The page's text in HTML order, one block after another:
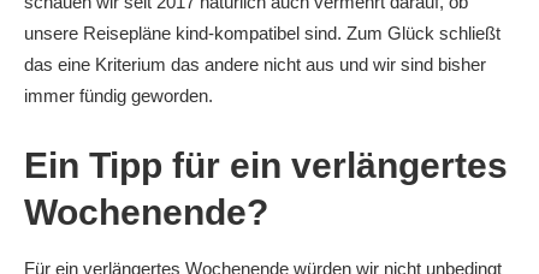
unsere Reisepläne kind-kompatibel sind. Zum Glück schließt
das eine Kriterium das andere nicht aus und wir sind bisher
immer fündig geworden.
Ein Tipp für ein verlängertes
Wochenende?
Für ein verlängertes Wochenende würden wir nicht unbedingt